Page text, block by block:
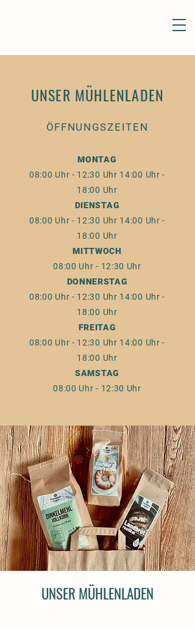
UNSER MÜHLENLADEN
ÖFFNUNGSZEITEN
MONTAG
08:00 Uhr - 12:30 Uhr 14:00 Uhr -
18:00 Uhr
DIENSTAG
08:00 Uhr - 12:30 Uhr 14:00 Uhr -
18:00 Uhr
MITTWOCH
08:00 Uhr - 12:30 Uhr
DONNERSTAG
08:00 Uhr - 12:30 Uhr 14:00 Uhr -
18:00 Uhr
FREITAG
08:00 Uhr - 12:30 Uhr 14:00 Uhr -
18:00 Uhr
SAMSTAG
08:00 Uhr - 12:30 Uhr
UNSER MÜHLENLADEN